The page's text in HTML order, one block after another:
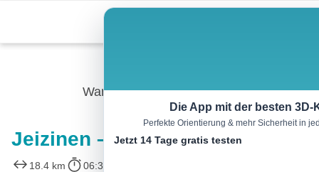
content
Wandern
Jeizinen – Kummenalp
18.4 km 06:30 h
Die App mit der besten 3D-
Perfekte Orientierung & mehr Sicherheit in
Jetzt 14 Tage gratis testen